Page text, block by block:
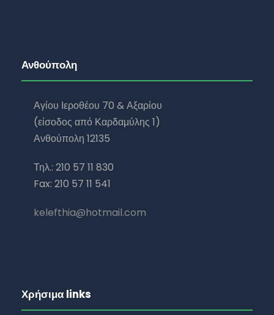
Ανθούπολη
Αγίου Ιεροθέου 70 & Αξαρίου
(είσοδος από Καρδαμύλης 1)
Ανθούπολη 12135
Τηλ.: 210 57 11 830
Fax: 210 57 11 541
kelefthia@hotmail.com
Χρήσιμα links